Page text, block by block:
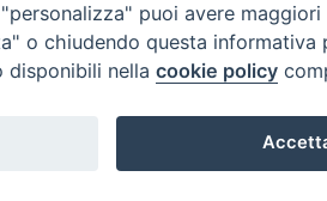
puoi avere maggiori
o chiudendo questa informativa
disponibili nella cookie policy